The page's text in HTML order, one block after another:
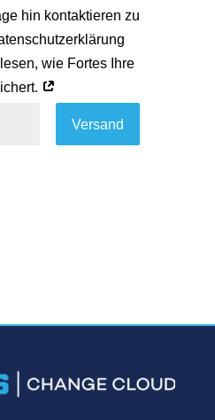
hin kontaktieren zu
wie Fortes Ihre
Versand